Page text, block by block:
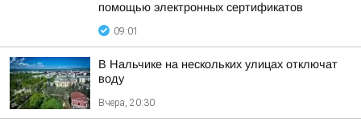
помощью электронных сертификатов
09:01
В Нальчике на нескольких улицах отключат
воду
Вчера, 20:30